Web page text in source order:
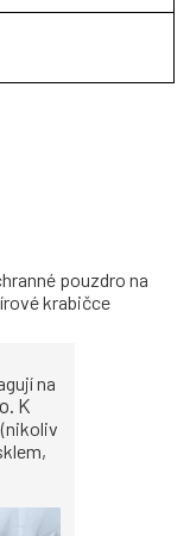
pouzdro na
krabičce
na
K
(nikoliv